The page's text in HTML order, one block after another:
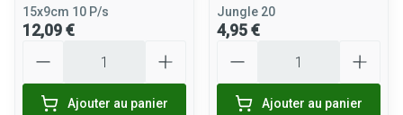
15x9cm 10 P/s
12,09 €
Ajouter au panier
Jungle 20
4,95 €
Ajouter au panier